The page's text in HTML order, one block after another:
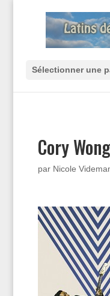
Sélectionner une
Cory
par Nicole